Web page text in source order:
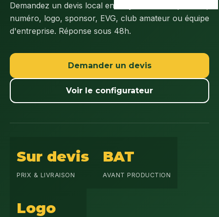
Demandez un devis local en
numéro, logo, sponsor, EVG, club amateur ou équipe
d'entreprise. Réponse sous 48h.
Demander un devis
Voir le configurateur
Sur devis
PRIX & LIVRAISON
BAT
AVANT PRODUCTION
Logo